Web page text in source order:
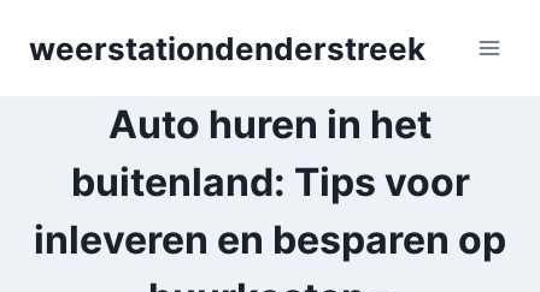
weerstationdenderstreek
Auto huren in het
buitenland: Tips voor
inleveren en besparen op